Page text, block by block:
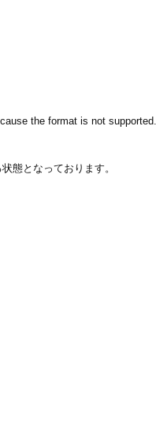
the format is not supported.
態となっております。